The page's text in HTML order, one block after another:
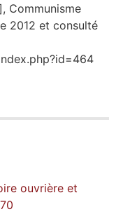
Communisme
2012 et consulté
ouvrière et